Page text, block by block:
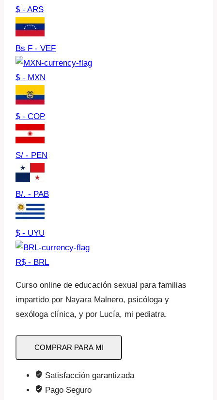
$ - ARS
Bs F - VEF
$ - MXN
$ - COP
S/ - PEN
B/. - PAB
$ - UYU
R$ - BRL
Curso online de educación sexual para familias
impartido por Nayara Malnero, psicóloga y
sexóloga clínica, y por Lucía, mi pediatra.
Educación
sexual
familia
(regalo)
COMPRAR PARA MI
Satisfacción garantizada
Pago Seguro